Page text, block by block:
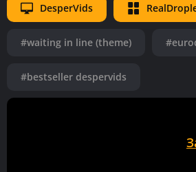
DesperVids
#waiting in line (theme)
#bestseller despervids